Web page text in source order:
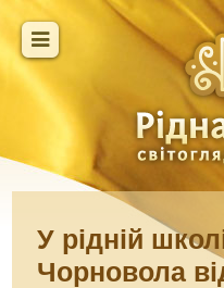
У рідній
Чорновола